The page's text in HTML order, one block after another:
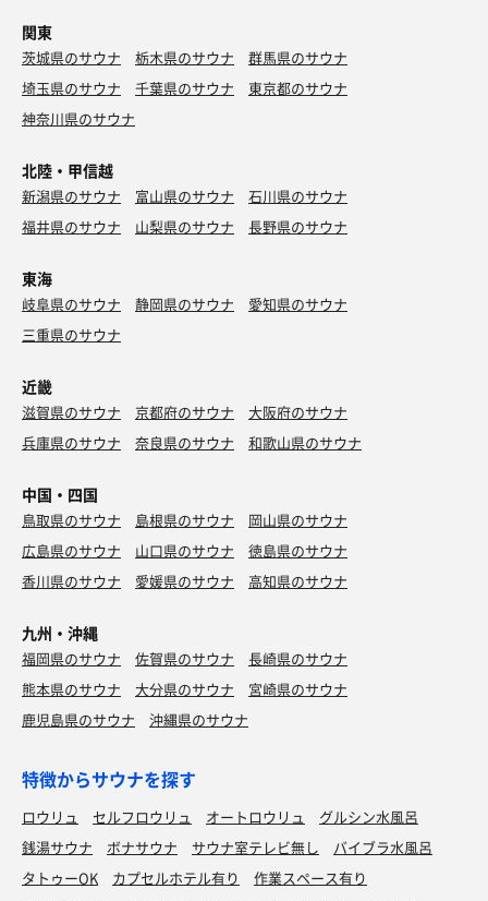
関東
茨城県のサウナ 栃木県のサウナ
群馬県のサウナ
埼玉県のサウナ
千葉県のサウナ
東京都のサウナ
神奈川県のサウナ
北陸・甲信越
新潟県のサウナ 富山県のサウナ
石川県のサウナ
福井県のサウナ
山梨県のサウナ 長野県のサウナ
東海
岐阜県のサウナ 静岡県のサウナ
愛知県のサウナ
三重県のサウナ
近畿
滋賀県のサウナ 京都府のサウナ
大阪府のサウナ
兵庫県のサウナ
奈良県のサウナ 和歌山県のサウナ
中国・四国
鳥取県のサウナ 島根県のサウナ
岡山県のサウナ
広島県のサウナ
山口県のサウナ
徳島県のサウナ
香川県のサウナ
愛媛県のサウナ 高知県のサウナ
九州・沖縄
福岡県のサウナ 佐賀県のサウナ
長崎県のサウナ
熊本県のサウナ
大分県のサウナ
宮崎県のサウナ
鹿児島県のサウナ
沖縄県のサウナ
特徴からサウナを探す
ロウリュ セルフロウリュ オートロウリュ
グルシン水風呂
銭湯サウナ
ボナサウナ サウナ室テレビ無し
バイブラ水風呂
タトゥーOK
カプセルホテル有り
作業スペース有り